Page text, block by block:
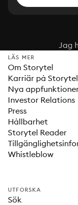
Jag
LÄS MER
Om Storytel
Karriär på Storytel
Nya
Investor Relations
Press
Hållbarhet
Storytel Reader
Whistleblow
UTFORSKA
Sök